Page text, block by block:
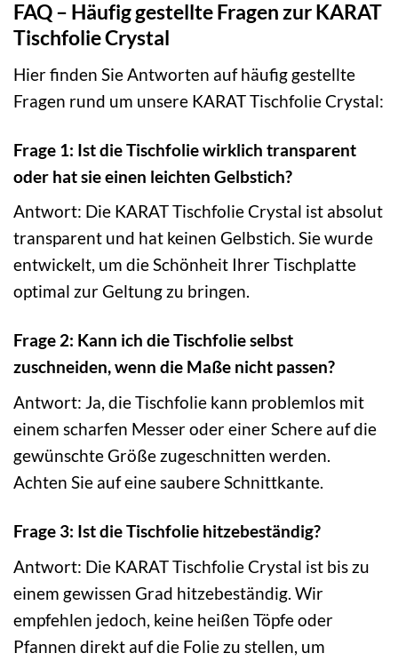
FAQ – Häufig gestellte Fragen zur KARAT
Tischfolie Crystal
Hier finden Sie Antworten auf häufig gestellte
Fragen rund um unsere KARAT Tischfolie Crystal:
Frage 1: Ist die Tischfolie wirklich transparent
oder hat sie einen leichten Gelbstich?
Antwort: Die KARAT Tischfolie Crystal ist absolut
transparent und hat keinen Gelbstich. Sie wurde
entwickelt, um die Schönheit Ihrer Tischplatte
optimal zur Geltung zu bringen.
Frage 2: Kann ich die Tischfolie selbst
zuschneiden, wenn die Maße nicht passen?
Antwort: Ja, die Tischfolie kann problemlos mit
einem scharfen Messer oder einer Schere auf die
gewünschte Größe zugeschnitten werden.
Achten Sie auf eine saubere Schnittkante.
Frage 3: Ist die Tischfolie hitzebeständig?
Antwort: Die KARAT Tischfolie Crystal ist bis zu
einem gewissen Grad hitzebeständig. Wir
empfehlen jedoch, keine heißen Töpfe oder
Pfannen direkt auf die Folie zu stellen, um